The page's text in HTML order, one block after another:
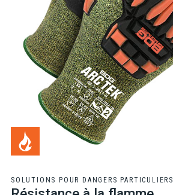
SOLUTIONS POUR DANGERS PARTICULIERS